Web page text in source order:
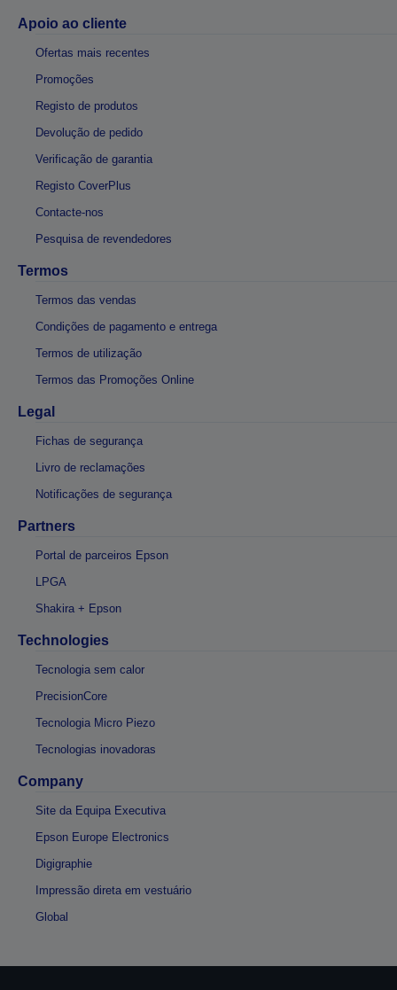
Apoio ao cliente
Ofertas mais recentes
Promoções
Registo de produtos
Devolução de pedido
Verificação de garantia
Registo CoverPlus
Contacte-nos
Pesquisa de revendedores
Termos
Termos das vendas
Condições de pagamento e entrega
Termos de utilização
Termos das Promoções Online
Legal
Fichas de segurança
Livro de reclamações
Notificações de segurança
Partners
Portal de parceiros Epson
LPGA
Shakira + Epson
Technologies
Tecnologia sem calor
PrecisionCore
Tecnologia Micro Piezo
Tecnologias inovadoras
Company
Site da Equipa Executiva
Epson Europe Electronics
Digigraphie
Impressão direta em vestuário
Global